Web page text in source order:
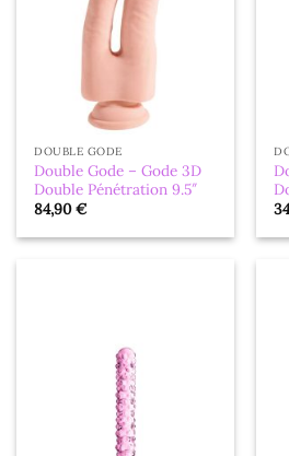
DOUBLE GODE
Double Gode – Gode 3D
Double Pénétration 9.5″
84,90€